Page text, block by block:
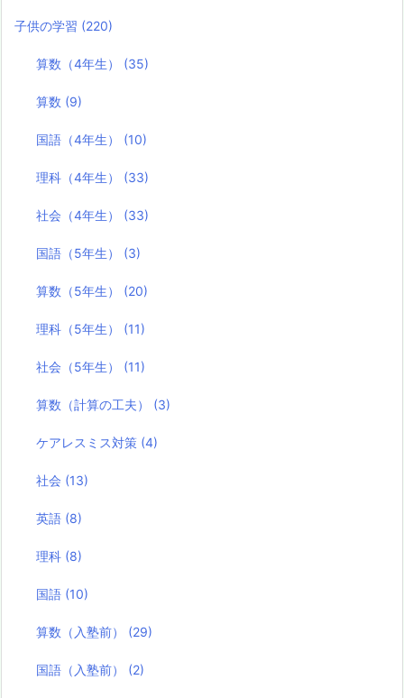
子供の学習 (220)
算数（4年生） (35)
算数 (9)
国語（4年生） (10)
理科（4年生） (33)
社会（4年生） (33)
国語（5年生） (3)
算数（5年生） (20)
理科（5年生） (11)
社会（5年生） (11)
算数（計算の工夫） (3)
ケアレスミス対策 (4)
社会 (13)
英語 (8)
理科 (8)
国語 (10)
算数（入塾前） (29)
国語（入塾前） (2)